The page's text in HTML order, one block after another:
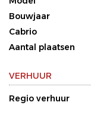
Bouwjaar
Cabrio
Aantal plaatsen
VERHUUR
Regio verhuur